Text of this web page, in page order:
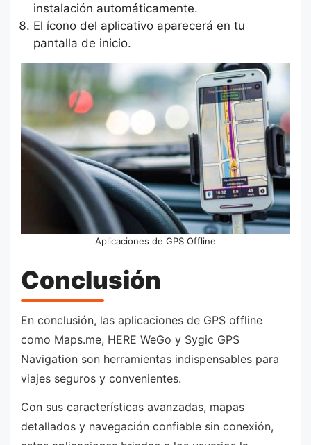
instalación automáticamente.
El ícono del aplicativo aparecerá en tu
pantalla de inicio.
Aplicaciones de GPS Offline
Conclusión
En conclusión, las aplicaciones de GPS offline
como Maps.me, HERE WeGo y Sygic GPS
Navigation son herramientas indispensables para
viajes seguros y convenientes.
Con sus características avanzadas, mapas
detallados y navegación confiable sin conexión,